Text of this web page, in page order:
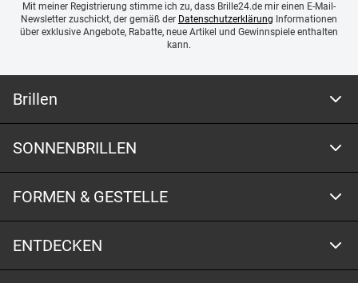
Mit meiner Registrierung stimme ich zu, dass Brille24.de mir einen E-Mail-
Newsletter zuschickt, der gemäß der Datenschutzerklärung Informationen
über exklusive Angebote, Rabatte, neue Artikel und Gewinnspiele enthalten
kann.
Brillen
SONNENBRILLEN
FORMEN & GESTELLE
ENTDECKEN